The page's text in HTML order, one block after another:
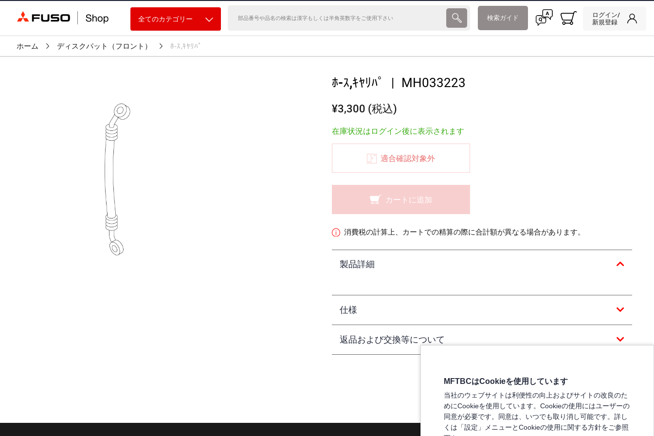
全てのカテゴリー 検索ガイド
ログイン/
新規登録
ホーム ディスクパット（フロント） ﾎ-ｽ,ｷﾔﾘﾊﾟ
ﾎ-ｽ,ｷﾔﾘﾊﾟ | MH033223
¥3,300 (税込)
在庫状況はログイン後に表示されます
適合確認対象外
カートに追加
消費税の計算上、カートでの精算の際に合計額が異なる場合があります。
製品詳細
仕様
返品および交換等について
MFTBCはCookieを使用しています
当社のウェブサイトは利便性の向上およびサイトの改良のた
めにCookieを使用しています。Cookieの使用にはユーザーの
同意が必要です。同意は、いつでも取り消し可能です。詳し
くは「設定」メニューとCookieの使用に関する方針をご参照